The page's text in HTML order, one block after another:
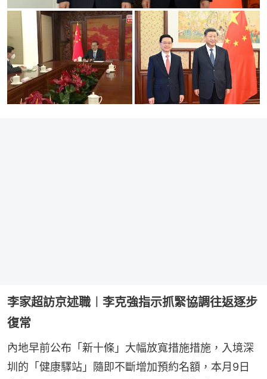
李家超訪京述職︱李克強指示抓緊協調往返逐步
復常
內地早前公布「新十條」大幅放寬措施措施，入境深
圳的「健康驛站」隨即不斷增加預約名額，本月9日